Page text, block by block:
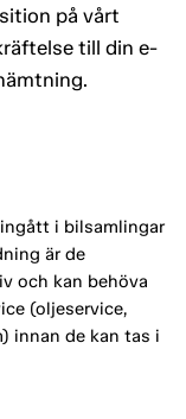
på vårt
till din e-
i bilsamlingar
är de
och kan behöva
(oljeservice,
innan de kan tas i